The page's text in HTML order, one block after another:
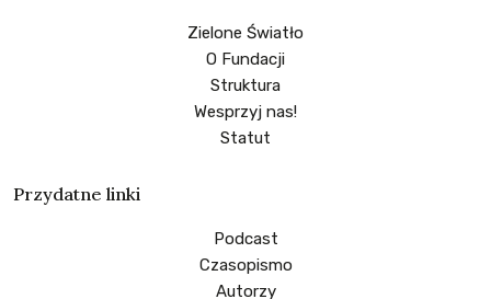
Zielone Światło
O Fundacji
Struktura
Wesprzyj nas!
Statut
Przydatne linki
Podcast
Czasopismo
Autorzy